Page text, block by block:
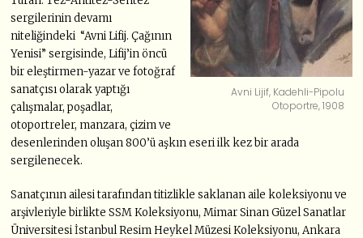
Avni Lijif, Kadehli-Pipolu
Otoportre, 1908
sergilerinin devamı
niteliğindeki “Avni Lifij. Çağının
Yenisi” sergisinde, Lifij’in öncü
bir eleştirmen-yazar ve fotoğraf
sanatçısı olarak yaptığı
çalışmalar, poşadlar,
otoportreler, manzara, çizim ve
desenlerinden oluşan 800’ü aşkın eseri ilk kez bir arada
sergilenecek.
Sanatçının ailesi tarafından titizlikle saklanan aile koleksiyonu ve
arşivleriyle birlikte SSM Koleksiyonu, Mimar Sinan Güzel Sanatlar
Üniversitesi İstanbul Resim Heykel Müzesi Koleksiyonu, Ankara